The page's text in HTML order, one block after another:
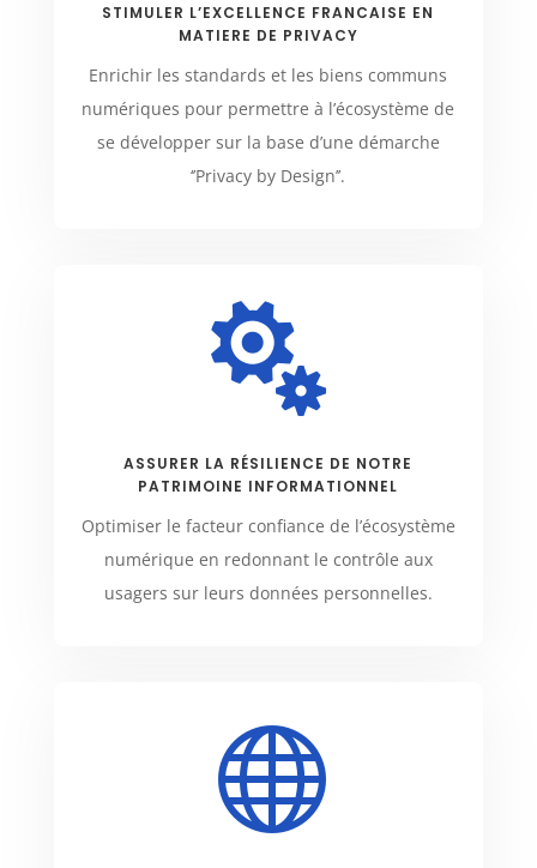
STIMULER L’EXCELLENCE FRANCAISE EN
MATIERE DE PRIVACY
Enrichir les standards et les biens communs
numériques pour permettre à l’écosystème de
se développer sur la base d’une démarche
‘’Privacy by Design’’.

ASSURER LA RÉSILIENCE DE NOTRE
PATRIMOINE INFORMATIONNEL
Optimiser le facteur confiance de l’écosystème
numérique en redonnant le contrôle aux
usagers sur leurs données personnelles.
